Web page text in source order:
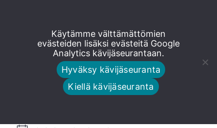
suoraan
Avara kirkko
Käytämme välttämättömien
evästeiden lisäksi evästeitä Google
Analytics kävijäseurantaan.
Hyväksy kävijäseuranta
Kiellä kävijäseuranta